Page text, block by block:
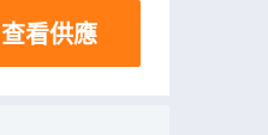
查看供應